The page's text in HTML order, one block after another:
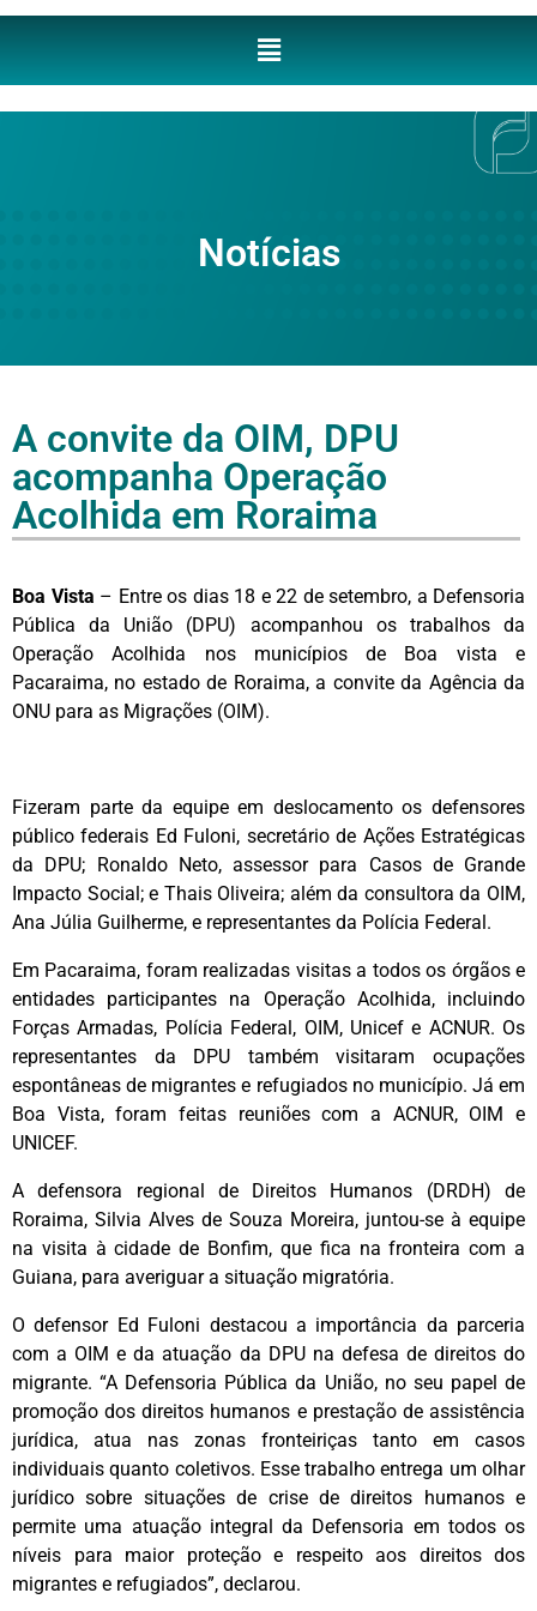
Notícias
A convite da OIM, DPU
acompanha Operação
Acolhida em Roraima
Boa Vista – Entre os dias 18 e 22 de setembro, a Defensoria
Pública da União (DPU) acompanhou os trabalhos da
Operação Acolhida nos municípios de Boa vista e
Pacaraima, no estado de Roraima, a convite da Agência da
ONU para as Migrações (OIM).
Fizeram parte da equipe em deslocamento os defensores
público federais Ed Fuloni, secretário de Ações Estratégicas
da DPU; Ronaldo Neto, assessor para Casos de Grande
Impacto Social; e Thais Oliveira; além da consultora da OIM,
Ana Júlia Guilherme, e representantes da Polícia Federal.
Em Pacaraima, foram realizadas visitas a todos os órgãos e
entidades participantes na Operação Acolhida, incluindo
Forças Armadas, Polícia Federal, OIM, Unicef e ACNUR. Os
representantes da DPU também visitaram ocupações
espontâneas de migrantes e refugiados no município. Já em
Boa Vista, foram feitas reuniões com a ACNUR, OIM e
UNICEF.
A defensora regional de Direitos Humanos (DRDH) de
Roraima, Silvia Alves de Souza Moreira, juntou-se à equipe
na visita à cidade de Bonfim, que fica na fronteira com a
Guiana, para averiguar a situação migratória.
O defensor Ed Fuloni destacou a importância da parceria
com a OIM e da atuação da DPU na defesa de direitos do
migrante. “A Defensoria Pública da União, no seu papel de
promoção dos direitos humanos e prestação de assistência
jurídica, atua nas zonas fronteiriças tanto em casos
individuais quanto coletivos. Esse trabalho entrega um olhar
jurídico sobre situações de crise de direitos humanos e
permite uma atuação integral da Defensoria em todos os
níveis para maior proteção e respeito aos direitos dos
migrantes e refugiados”, declarou.